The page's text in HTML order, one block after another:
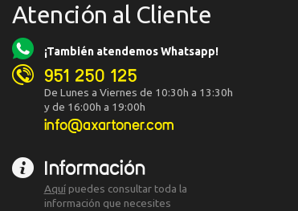
Atención al Cliente
¡También atendemos Whatsapp!
951 250 125
De Lunes a Viernes de 10:30h a 13:30h
y de 16:00h a 19:00h
info@axartoner.com
Información
Aquípuedes consultar toda la
información que necesites